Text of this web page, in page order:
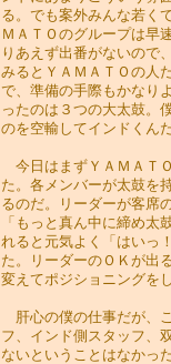
る。でも案外みんな若く
ＭＡＴＯのグループは早
りあえず出番がないので
みるとＹＡＭＡＴＯの人
で、準備の手際もかなり
ったのは３つの大太鼓。
のを空輸してインドくん
今日はまずＹＡＭＡＴ
た。各メンバーが太鼓を
るのだ。リーダーが客席
「もっと真ん中に締め太
れると元気よく「はいっ
た。リーダーのＯＫが出
変えてポジショニングを
肝心の僕の仕事だが、
フ、インド側スタッフ、
ないということはなかっ